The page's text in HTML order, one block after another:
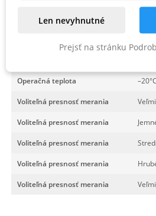
Pracovný dosah
Operačná teplota
Voliteľná presnosť merania
Voliteľná presnosť merania
Voliteľná presnosť merania
Voliteľná presnosť merania
Voliteľná presnosť merania
Len nevyhnutné
Prejsť na stránku